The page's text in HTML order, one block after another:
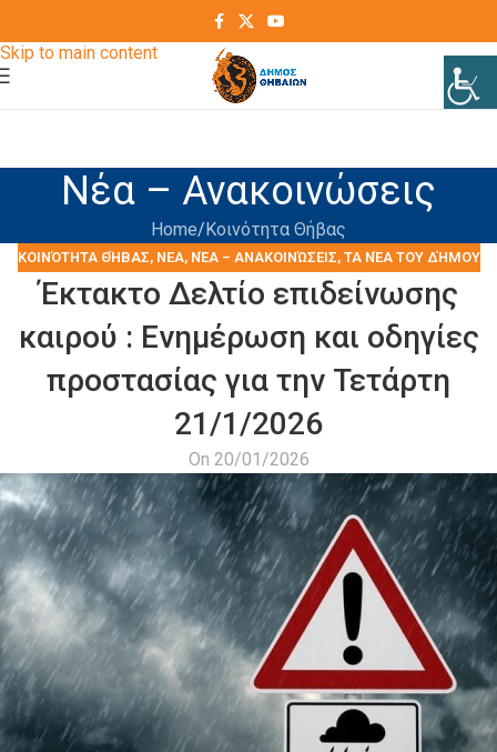
Skip to main content
Νέα – Ανακοινώσεις
Home Kοινότητα Θήβας
KΟΙΝΌΤΗΤΑ ΘΉΒΑΣ, ΝΕΑ, ΝΈΑ – ΑΝΑΚΟΙΝΏΣΕΙΣ, ΤΑ ΝΈΑ ΤΟΥ ΔΉΜΟΥ
Έκτακτο Δελτίο επιδείνωσης
καιρού : Ενημέρωση και οδηγίες
προστασίας για την Τετάρτη
21/1/2026
On 20/01/2026